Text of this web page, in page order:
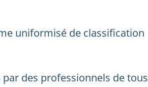
uniformisé de classification
des professionnels de tous